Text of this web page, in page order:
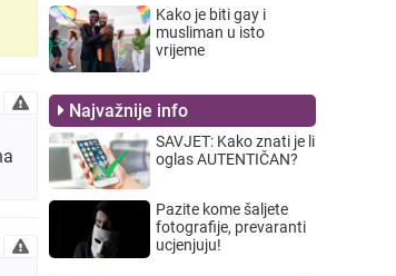
Kako je biti gay i
musliman u isto
vrijeme
Najvažnije info
SAVJET: Kako znati je li
oglas AUTENTIČAN?
Pazite kome šaljete
fotografije, prevaranti
ucjenjuju!